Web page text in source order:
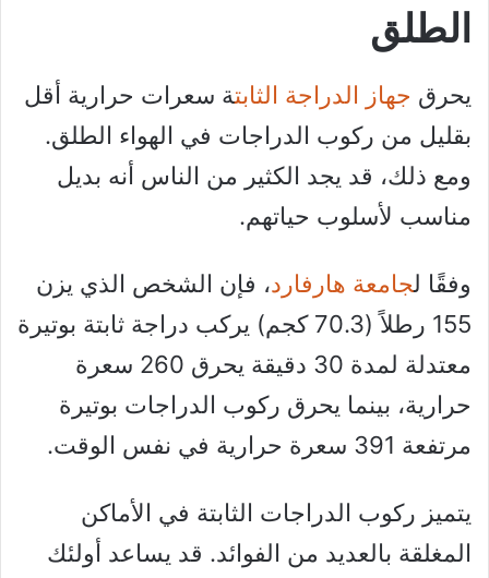
الطلق
يحرق جهاز الدراجة الثابتة سعرات حرارية أقل
بقليل من ركوب الدراجات في الهواء الطلق.
ومع ذلك، قد يجد الكثير من الناس أنه بديل
مناسب لأسلوب حياتهم.
وفقًا لجامعة هارفارد، فإن الشخص الذي يزن
155 رطلاً (70.3 كجم) يركب دراجة ثابتة بوتيرة
معتدلة لمدة 30 دقيقة يحرق 260 سعرة
حرارية، بينما يحرق ركوب الدراجات بوتيرة
مرتفعة 391 سعرة حرارية في نفس الوقت.
يتميز ركوب الدراجات الثابتة في الأماكن
المغلقة بالعديد من الفوائد. قد يساعد أولئك